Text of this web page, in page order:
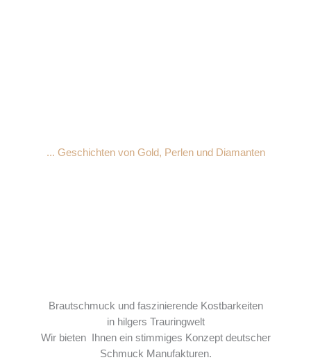
... Geschichten von Gold, Perlen und Diamanten
Brautschmuck und faszinierende Kostbarkeiten
in hilgers Trauringwelt
Wir bieten Ihnen ein stimmiges Konzept deutscher
Schmuck Manufakturen.